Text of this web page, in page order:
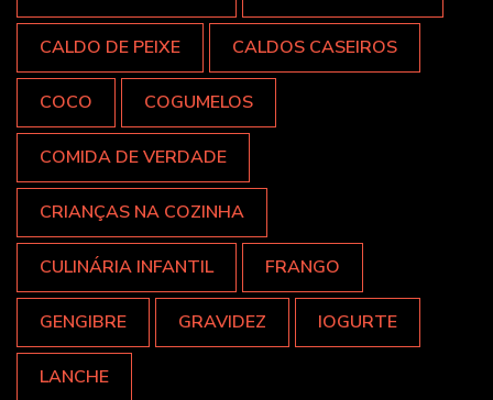
CALDO DE PEIXE CALDOS CASEIROS
COCO COGUMELOS
COMIDA DE VERDADE
CRIANÇAS NA COZINHA
CULINÁRIA INFANTIL FRANGO
GENGIBRE GRAVIDEZ IOGURTE
LANCHE